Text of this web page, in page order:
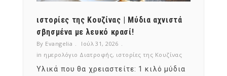
ιστορίες της Κουζίνας | Μύδια αχνιστά
σβησμένα με λευκό κρασί!
By Evangelia
Ιούλ 31, 2026
in ημερολόγιο Διατροφής, ιστορίες της Κουζίνας
Υλικά που θα χρειαστείτε: 1 κιλό μύδια